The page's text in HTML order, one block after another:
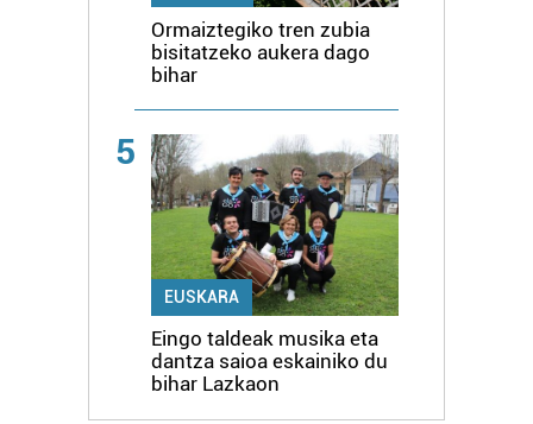
Ormaiztegiko tren zubia
bisitatzeko aukera dago
bihar
5
EUSKARA
Eingo taldeak musika eta
dantza saioa eskainiko du
bihar Lazkaon